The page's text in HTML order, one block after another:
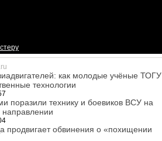
как молодые учёные ТОГУ
технологии
поразили технику и боевиков ВСУ на
продвигает обвинения о «похищении